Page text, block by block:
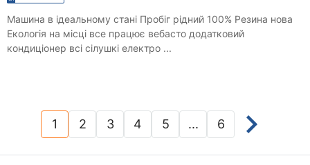
Машина в ідеальному стані Пробіг рідний 100% Резина нова
Екологія на місці все працює вебасто додатковий
кондиціонер всі сілушкі електро ...
1(current)
2 3 4 5 ... 6